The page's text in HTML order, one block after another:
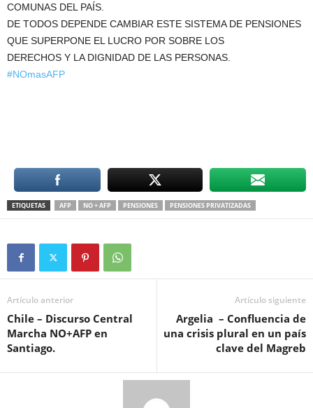
COMUNAS DEL PAÍS.
DE TODOS DEPENDE CAMBIAR ESTE SISTEMA DE PENSIONES
QUE SUPERPONE EL LUCRO POR SOBRE LOS
DERECHOS Y LA DIGNIDAD DE LAS PERSONAS.
#NOmasAFP
ETIQUETAS AFP NO + AFP PENSIONES PENSIONES PRIVATIZADAS
Artículo anterior
Chile – Discurso Central
Marcha NO+AFP en
Santiago.
Artículo siguiente
Argelia – Confluencia de
una crisis plural en un país
clave del Magreb